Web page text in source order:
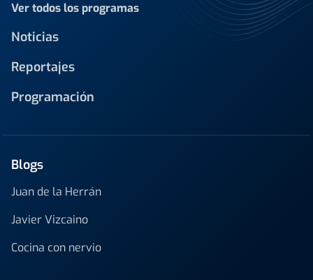
Ver todos los programas
Noticias
Reportajes
Programación
Blogs
Juan de la Herrán
Javier Vizcaino
Cocina con nervio